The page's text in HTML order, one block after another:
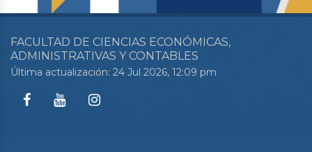
FACULTAD DE CIENCIAS ECONÓMICAS,
ADMINISTRATIVAS Y CONTABLES
Última actualización: 24 Jul 2026, 12:09 pm